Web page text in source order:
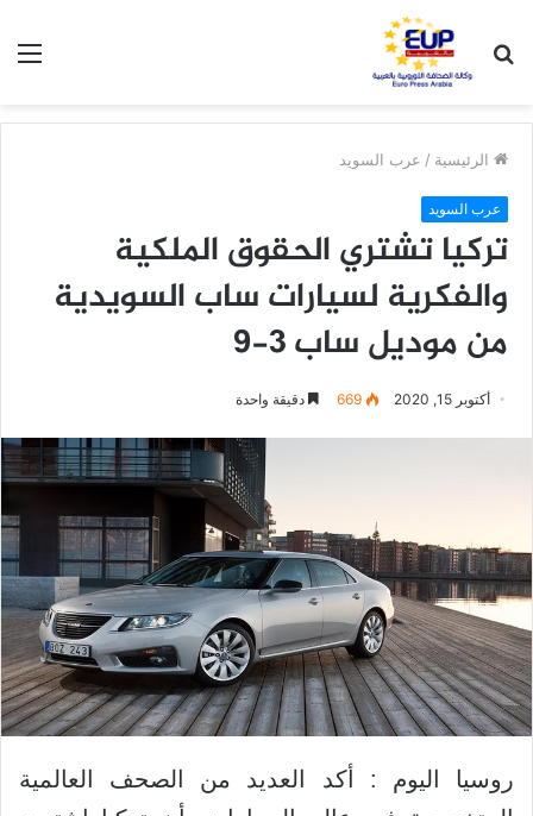
عن
الرئيسية / عرب السويد
عرب السويد
تركيا تشتري الحقوق الملكية
والفكرية لسيارات ساب السويدية
من موديل ساب 3-9
أكتوبر 15, 2020 669 دقيقة واحدة
روسيا اليوم : أكد العديد من الصحف العالمية